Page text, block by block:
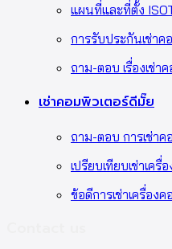
แผนที่และที่ตั้ง
การรับประกันเช่าค
ถาม-ตอบ เรื่องเช่า
เช่าคอมพิวเตอร์ดีมั๊ย
ถาม-ตอบ การเช่าค
เปรียบเทียบเช่าเค
ข้อดีการเช่าเครื่อง